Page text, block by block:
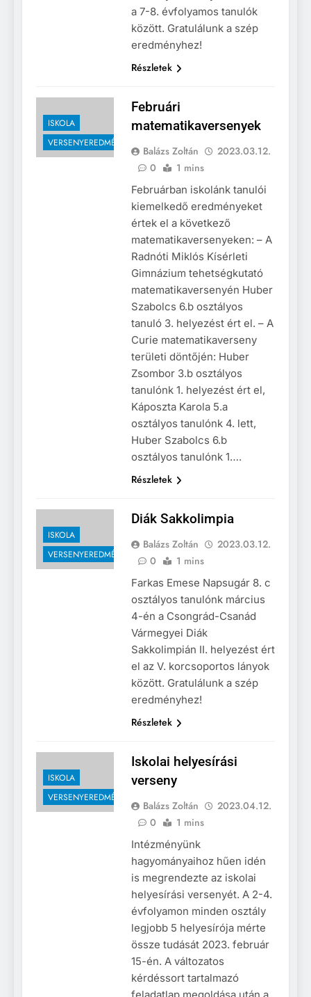
a 7-8. évfolyamos tanulók
között. Gratulálunk a szép
eredményhez!
Részletek
ISKOLA
VERSENYEREDMÉNYEK
Februári
matematikaversenyek
Balázs Zoltán
2023.03.12.
0
1 mins
Februárban iskolánk tanulói
kiemelkedő eredményeket
értek el a következő
matematikaversenyeken: – A
Radnóti Miklós Kísérleti
Gimnázium tehetségkutató
matematikaversenyén Huber
Szabolcs 6.b osztályos
tanuló 3. helyezést ért el. – A
Curie matematikaverseny
területi döntőjén: Huber
Zsombor 3.b osztályos
tanulónk 1. helyezést ért el,
Káposzta Karola 5.a
osztályos tanulónk 4. lett,
Huber Szabolcs 6.b
osztályos tanulónk 1….
Részletek
ISKOLA
VERSENYEREDMÉNYEK
Diák Sakkolimpia
Balázs Zoltán
2023.03.12.
0
1 mins
Farkas Emese Napsugár 8. c
osztályos tanulónk március
4-én a Csongrád-Csanád
Vármegyei Diák
Sakkolimpián II. helyezést ért
el az V. korcsoportos lányok
között. Gratulálunk a szép
eredményhez!
Részletek
ISKOLA
VERSENYEREDMÉNYEK
Iskolai helyesírási
verseny
Balázs Zoltán
2023.04.12.
0
1 mins
Intézményünk
hagyományaihoz hűen idén
is megrendezte az iskolai
helyesírási versenyét. A 2-4.
évfolyamon minden osztály
legjobb 5 helyesírója mérte
össze tudását 2023. február
15-én. A változatos
kérdéssort tartalmazó